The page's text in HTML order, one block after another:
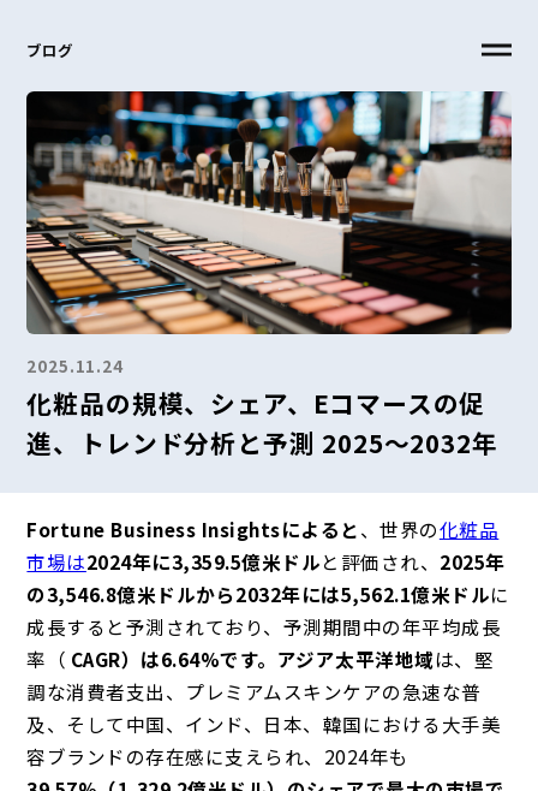
ブログ
2025.11.24
化粧品の規模、シェア、Eコマースの促
進、トレンド分析と予測 2025～2032年
Fortune Business Insightsによると、世界の化粧品
市場は2024年に3,359.5億米ドルと評価され、 2025年
の3,546.8億米ドルから2032年には5,562.1億米ドルに
成長すると予測されており、予測期間中の年平均成長
率（ CAGR）は6.64%です。 アジア太平洋地域は、堅
調な消費者支出、プレミアムスキンケアの急速な普
及、そして中国、インド、日本、韓国における大手美
容ブランドの存在感に支えられ、2024年も